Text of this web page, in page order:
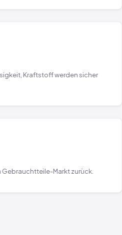
Kraftstoff werden sicher
Markt zurück.